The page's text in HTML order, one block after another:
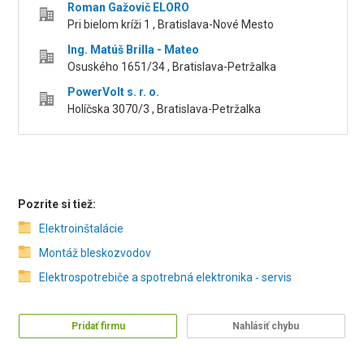
Roman Gažovič ELORO
Pri bielom kríži 1 , Bratislava-Nové Mesto
Ing. Matúš Brilla - Mateo
Osuského 1651/34 , Bratislava-Petržalka
PowerVolt s. r. o.
Holíčska 3070/3 , Bratislava-Petržalka
Pozrite si tiež:
Elektroinštalácie
Montáž bleskozvodov
Elektrospotrebiče a spotrebná elektronika ‑ servis
Pridať firmu Nahlásiť chybu